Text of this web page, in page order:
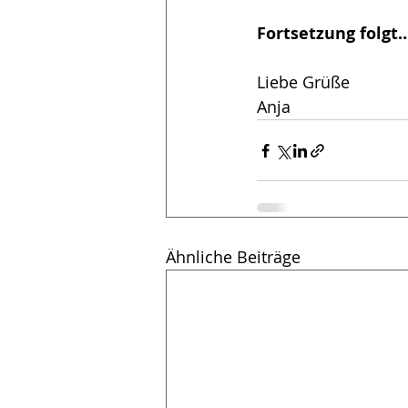
Fortsetzung
Liebe Grüße
Anja
Ähnliche Beiträge